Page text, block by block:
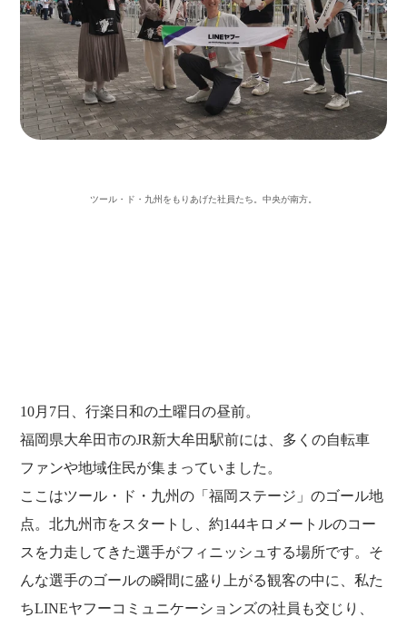
ツール・ド・九州をもりあげた社員たち 。中央が南方。
10月7日、行楽日和の土曜日の昼前。
福岡県大牟田市のJR新大牟田駅前には、多くの自転車
ファンや地域住民が集まっていました。
ここはツール・ド・九州の「福岡ステージ」のゴール地
点。北九州市をスタートし、約144キロメートルのコー
スを力走してきた選手がフィニッシュする場所です。そ
んな選手のゴールの瞬間に盛り上がる観客の中に、私た
ちLINEヤフーコミュニケーションズの社員も交じり、